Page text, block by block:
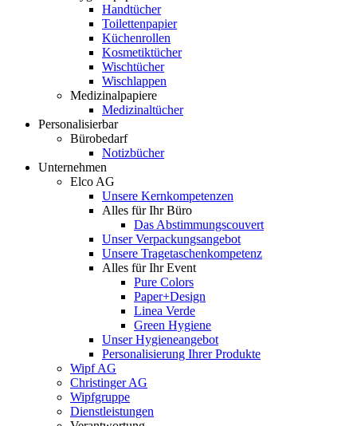
Handtücher
Toilettenpapier
Küchenrollen
Kosmetiktücher
Wischtücher
Wischlappen
Medizinalpapiere
Medizinaltücher
Personalisierbar
Bürobedarf
Notizbücher
Unternehmen
Elco AG
Unsere Kernkompetenzen
Alles für Ihr Büro
Das Abstimmungscouvert
Unser Verpackungsangebot
Unsere Tragetaschenkompetenz
Alles für Ihr Event
Pure Colors
Paper+Design
Linea Verde
Green Hygiene
Unser Hygieneangebot
Personalisierung Ihrer Produkte
Wipf AG
Christinger AG
Wipfgruppe
Dienstleistungen